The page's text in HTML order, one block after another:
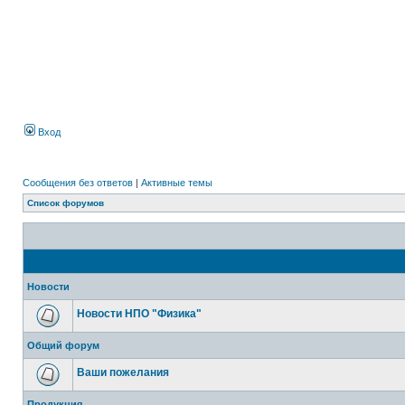
Вход
Сообщения без ответов | Активные темы
Список форумов
Новости
Новости НПО "Физика"
Общий форум
Ваши пожелания